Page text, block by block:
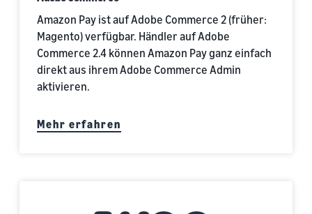
Amazon Pay ist auf Adobe Commerce 2 (früher:
Magento) verfügbar. Händler auf Adobe
Commerce 2.4 können Amazon Pay ganz einfach
direkt aus ihrem Adobe Commerce Admin
aktivieren.
Mehr erfahren